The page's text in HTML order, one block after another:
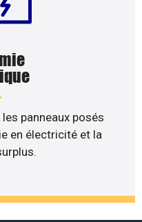
panneaux posés
en électricité et la